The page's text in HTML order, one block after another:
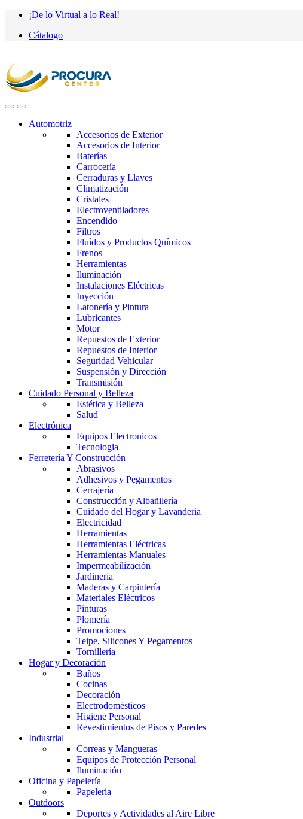
Saltar
navegación
saltar
contenido
¡De lo Virtual a lo Real!
Cátalogo
Automotriz
Accesorios de Exterior
Accesorios de Interior
Baterías
Carrocería
Cerraduras y Llaves
Climatización
Cristales
Electroventiladores
Encendido
Filtros
Fluídos y Productos Químicos
Frenos
Herramientas
Iluminación
Instalaciones Eléctricas
Inyección
Latonería y Pintura
Lubricantes
Motor
Repuestos de Exterior
Repuestos de Interior
Seguridad Vehicular
Suspensión y Dirección
Transmisión
Cuidado Personal y Belleza
Estética y Belleza
Salud
Electrónica
Equipos Electronicos
Tecnologia
Ferretería Y Construcción
Abrasivos
Adhesivos y Pegamentos
Cerrajería
Construcción y Albañilería
Cuidado del Hogar y Lavanderia
Electricidad
Herramientas
Herramientas Eléctricas
Herramientas Manuales
Impermeabilización
Jardineria
Maderas y Carpintería
Materiales Eléctricos
Pinturas
Plomería
Promociones
Teipe, Silicones Y Pegamentos
Tornillería
Hogar y Decoración
Baños
Cocinas
Decoración
Electrodomésticos
Higiene Personal
Revestimientos de Pisos y Paredes
Industrial
Correas y Mangueras
Equipos de Protección Personal
Iluminación
Oficina y Papelería
Papeleria
Outdoors
Deportes y Actividades al Aire Libre